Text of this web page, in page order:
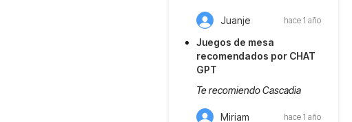
Juanje hace 1 año
Juegos de mesa
recomendados por CHAT
GPT
Te recomiendo Cascadia
Miriam hace 1 año